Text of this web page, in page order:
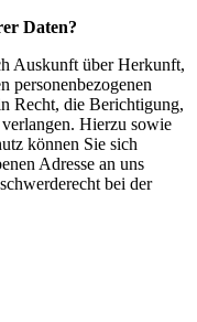
Daten?
Auskunft über Herkunft,
personenbezogenen
Recht, die Berichtigung,
Hierzu sowie
können Sie sich
Adresse an uns
bei der